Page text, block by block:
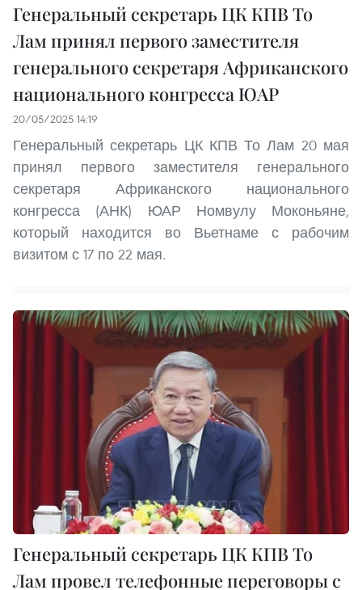
Генеральный секретарь ЦК КПВ То
Лам принял первого заместителя
генерального секретаря Африканского
национального конгресса ЮАР
20/05/2025 14:19
Генеральный секретарь ЦК КПВ То Лам 20 мая
принял первого заместителя генерального
секретаря Африканского национального
конгресса (АНК) ЮАР Номвулу Моконьяне,
который находится во Вьетнаме с рабочим
визитом с 17 по 22 мая.
Генеральный секретарь ЦК КПВ То
Лам провел телефонные переговоры с